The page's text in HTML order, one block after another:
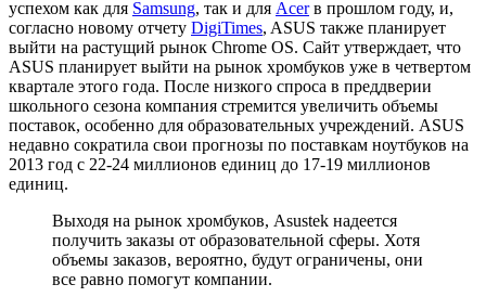
успехом как для Samsung, так и для Acerв прошлом году, и,
согласно новому отчету DigiTimes, ASUS также планирует
выйти на растущий рынок Chrome OS. Сайт утверждает, что
ASUS планирует выйти на рынок хромбуков уже в четвертом
квартале этого года. После низкого спроса в преддверии
школьного сезона компания стремится увеличить объемы
поставок, особенно для образовательных учреждений. ASUS
недавно сократила свои прогнозы по поставкам ноутбуков на
2013 год с 22-24 миллионов единиц до 17-19 миллионов
единиц.
Выходя на рынок хромбуков, Asustek надеется
получить заказы от образовательной сферы. Хотя
объемы заказов, вероятно, будут ограничены, они
все равно помогут компании.